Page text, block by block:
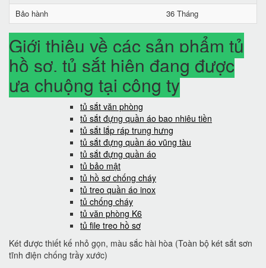
Bảo hành
36 Tháng
Giới thiệu về các sản phẩm tủ
hồ sơ, tủ sắt hiện đang được
ưa chuộng tại công ty
tủ sắt văn phòng
tủ sắt đựng quần áo bao nhiêu tiền
tủ sắt lắp ráp trung hưng
tủ sắt đựng quần áo vũng tàu
tủ sắt đựng quần áo
tủ bảo mật
tủ hồ sơ chống cháy
tủ treo quần áo inox
tủ chống cháy
tủ văn phòng K6
tủ file treo hồ sơ
Két được thiết kế nhỏ gọn, màu sắc hài hòa (Toàn bộ két sắt sơn
tĩnh điện chống trầy xước)